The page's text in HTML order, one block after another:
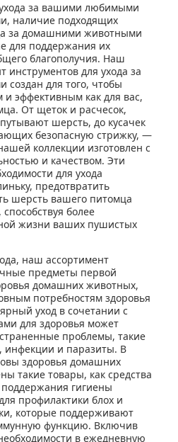
ухода за вашими любимыми
наличие подходящих
за домашними животными
для поддержания их
благополучия. Наш
для ухода за
для того, чтобы
и эффективным как для вас,
От щеток и расчесок,
шерсть, до кусачек
безопасную стрижку, —
коллекции изготовлен с
и качеством. Эти
для ухода
предотвратить
шерсть вашего питомца
более
жизни ваших пушистых
наш ассортимент
предметы первой
домашних животных,
потребностям здоровья
уход в сочетании с
для здоровья может
проблемы, такие
инфекции и паразиты. В
здоровья домашних
такие товары, как средства
поддержания гигиены
профилактики блох и
которые поддерживают
функцию. Включив
в ежедневную